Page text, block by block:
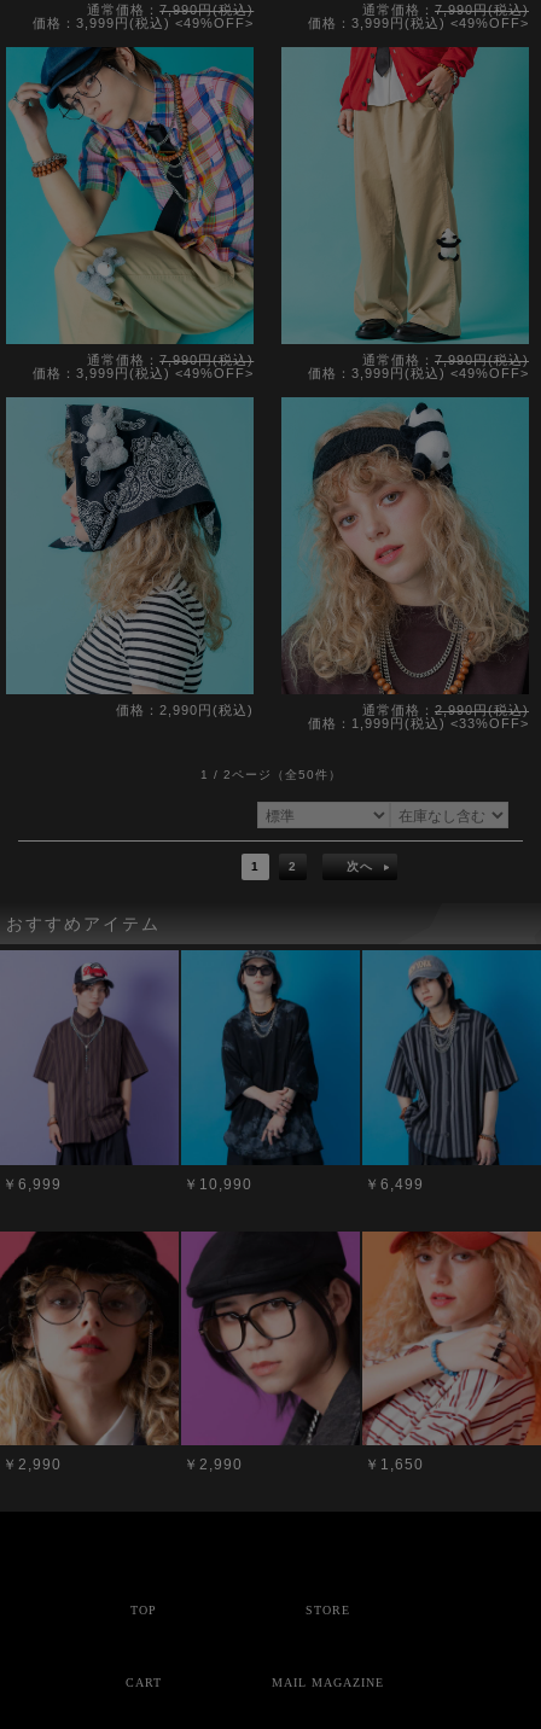
通常価格：7,990円(税込)
価格：3,999円(税込)<49%OFF>
通常価格： 7,990円(税込)
価格：3,999円(税込) <49%OFF>
通常価格：7,990円(税込)
価格：3,999円(税込)<49%OFF>
通常価格： 7,990円(税込)
価格：3,999円(税込) <49%OFF>
価格：2,990円(税込) 通常価格： 2,990円(税込)
価格：1,999円(税込) <33%OFF>
1 / 2ページ （全50件）
1 2 次へ
おすすめアイテム
￥6,999 ￥10,990 ￥6,499
￥2,990 ￥2,990 ￥1,650
TOP STORE
CART MAIL MAGAZINE